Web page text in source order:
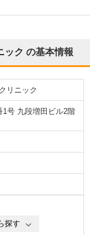
ック の基本情報
リニック
号 九段増田ビル2階
探す